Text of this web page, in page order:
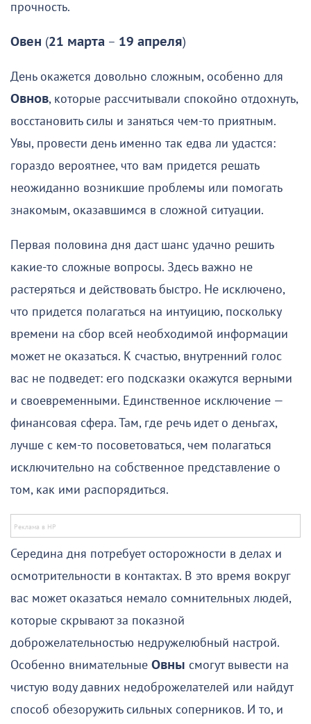
прочность.
Овен (21 марта – 19 апреля)
День окажется довольно сложным, особенно для
Овнов, которые рассчитывали спокойно отдохнуть,
восстановить силы и заняться чем-то приятным.
Увы, провести день именно так едва ли удастся:
гораздо вероятнее, что вам придется решать
неожиданно возникшие проблемы или помогать
знакомым, оказавшимся в сложной ситуации.
Первая половина дня даст шанс удачно решить
какие-то сложные вопросы. Здесь важно не
растеряться и действовать быстро. Не исключено,
что придется полагаться на интуицию, поскольку
времени на сбор всей необходимой информации
может не оказаться. К счастью, внутренний голос
вас не подведет: его подсказки окажутся верными
и своевременными. Единственное исключение —
финансовая сфера. Там, где речь идет о деньгах,
лучше с кем-то посоветоваться, чем полагаться
исключительно на собственное представление о
том, как ими распорядиться.
Середина дня потребует осторожности в делах и
осмотрительности в контактах. В это время вокруг
вас может оказаться немало сомнительных людей,
которые скрывают за показной
доброжелательностью недружелюбный настрой.
Особенно внимательные Овны смогут вывести на
чистую воду давних недоброжелателей или найдут
способ обезоружить сильных соперников. И то, и